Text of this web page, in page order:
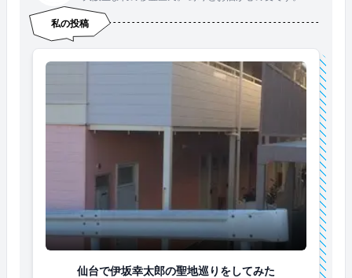
私の投稿
仙台で伊坂幸太郎の聖地巡りをしてみた